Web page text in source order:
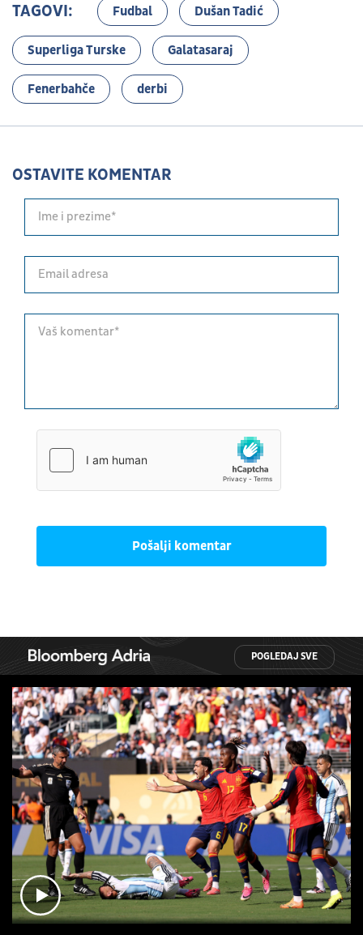
TAGOVI: Fudbal Dušan Tadić
Superliga Turske Galatasaraj
Fenerbahče derbi
OSTAVITE KOMENTAR
Pošalji komentar
POGLEDAJ SVE